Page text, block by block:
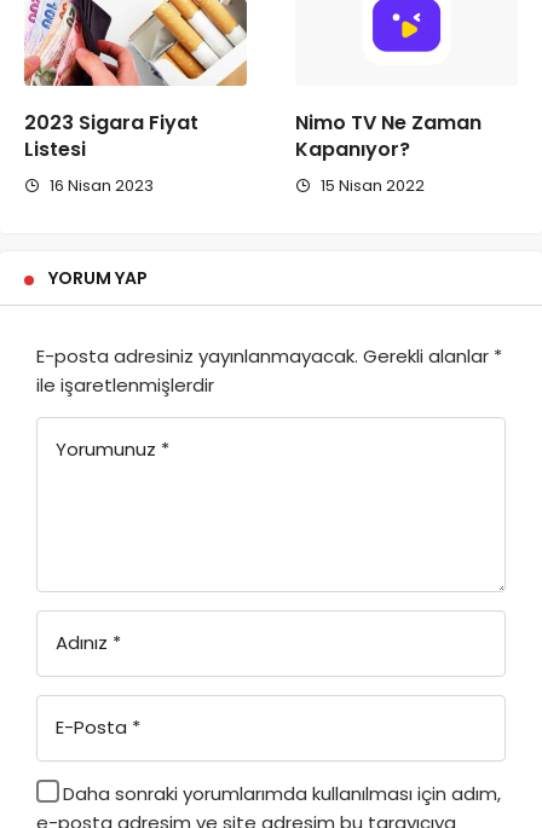
2023 Sigara Fiyat
Listesi
16 Nisan 2023
Nimo TV Ne Zaman
Kapanıyor?
15 Nisan 2022
YORUM YAP
E-posta adresiniz yayınlanmayacak. Gerekli alanlar *
ile işaretlenmişlerdir
Yorumunuz *
Adınız *
E-Posta *
Daha sonraki yorumlarımda kullanılması için adım,